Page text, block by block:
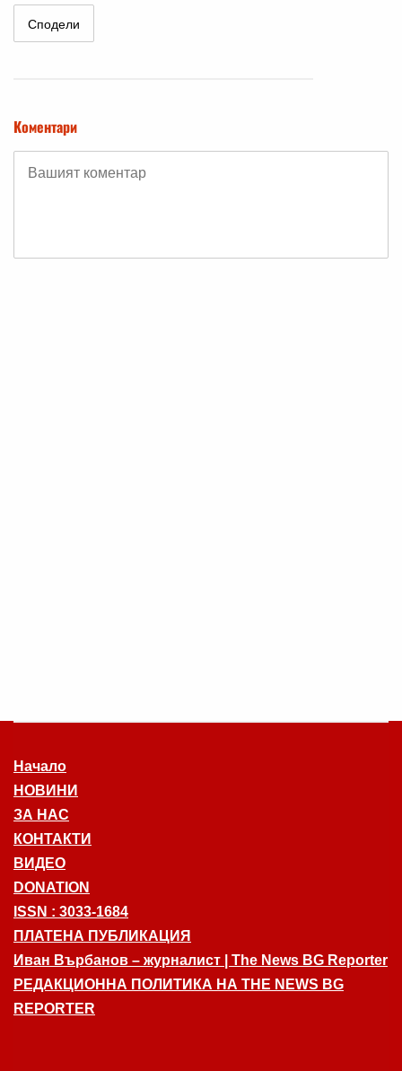
Сподели
Коментари
Начало
НОВИНИ
ЗА НАС
КОНТАКТИ
ВИДЕО
DONATION
ISSN : 3033-1684
ПЛАТЕНА ПУБЛИКАЦИЯ
Иван Върбанов – журналист | The News BG Reporter
РЕДАКЦИОННА ПОЛИТИКА НА THE NEWS BG
REPORTER